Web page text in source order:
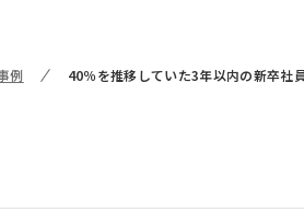
例 40％を推移していた3年以内の新卒社